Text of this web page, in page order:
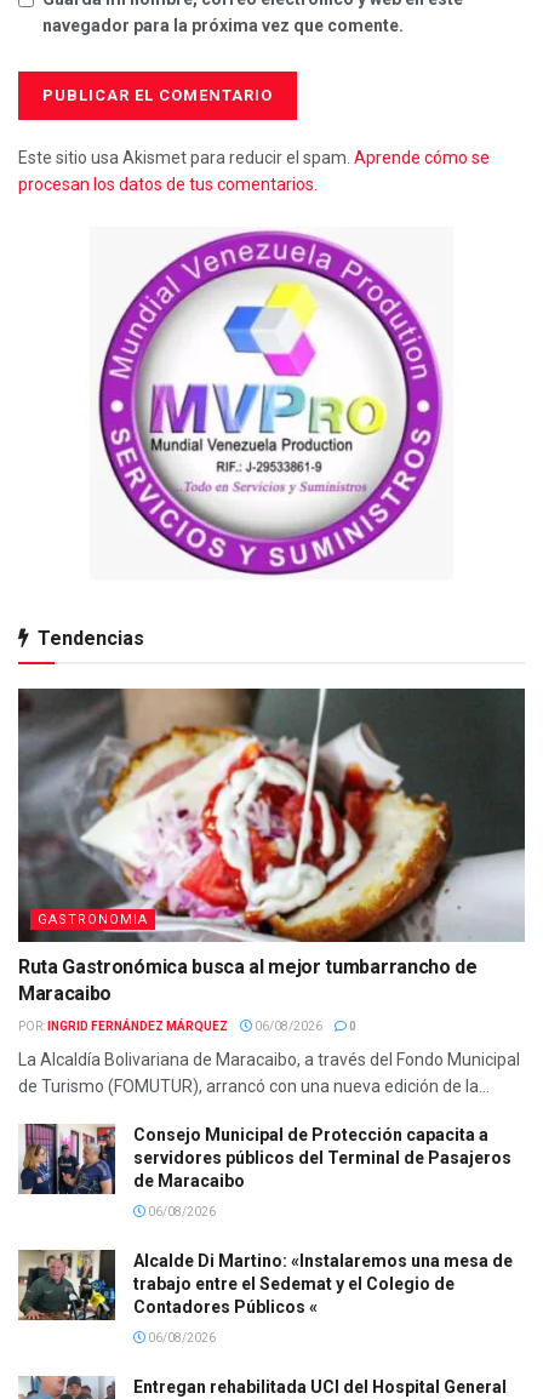
navegador para la próxima vez que comente.
Este sitio usa Akismet para reducir el spam. Aprende cómo se
procesan los datos de tus comentarios.
Tendencias
GASTRONOMIA
Ruta Gastronómica busca al mejor tumbarrancho de
Maracaibo
POR: INGRID FERNÁNDEZ MÁRQUEZ 06/08/2026 0
La Alcaldía Bolivariana de Maracaibo, a través del Fondo Municipal
de Turismo (FOMUTUR), arrancó con una nueva edición de la...
Consejo Municipal de Protección capacita a
servidores públicos del Terminal de Pasajeros
de Maracaibo
06/08/2026
Alcalde Di Martino: «Instalaremos una mesa de
trabajo entre el Sedemat y el Colegio de
Contadores Públicos «
06/08/2026
Entregan rehabilitada UCI del Hospital General